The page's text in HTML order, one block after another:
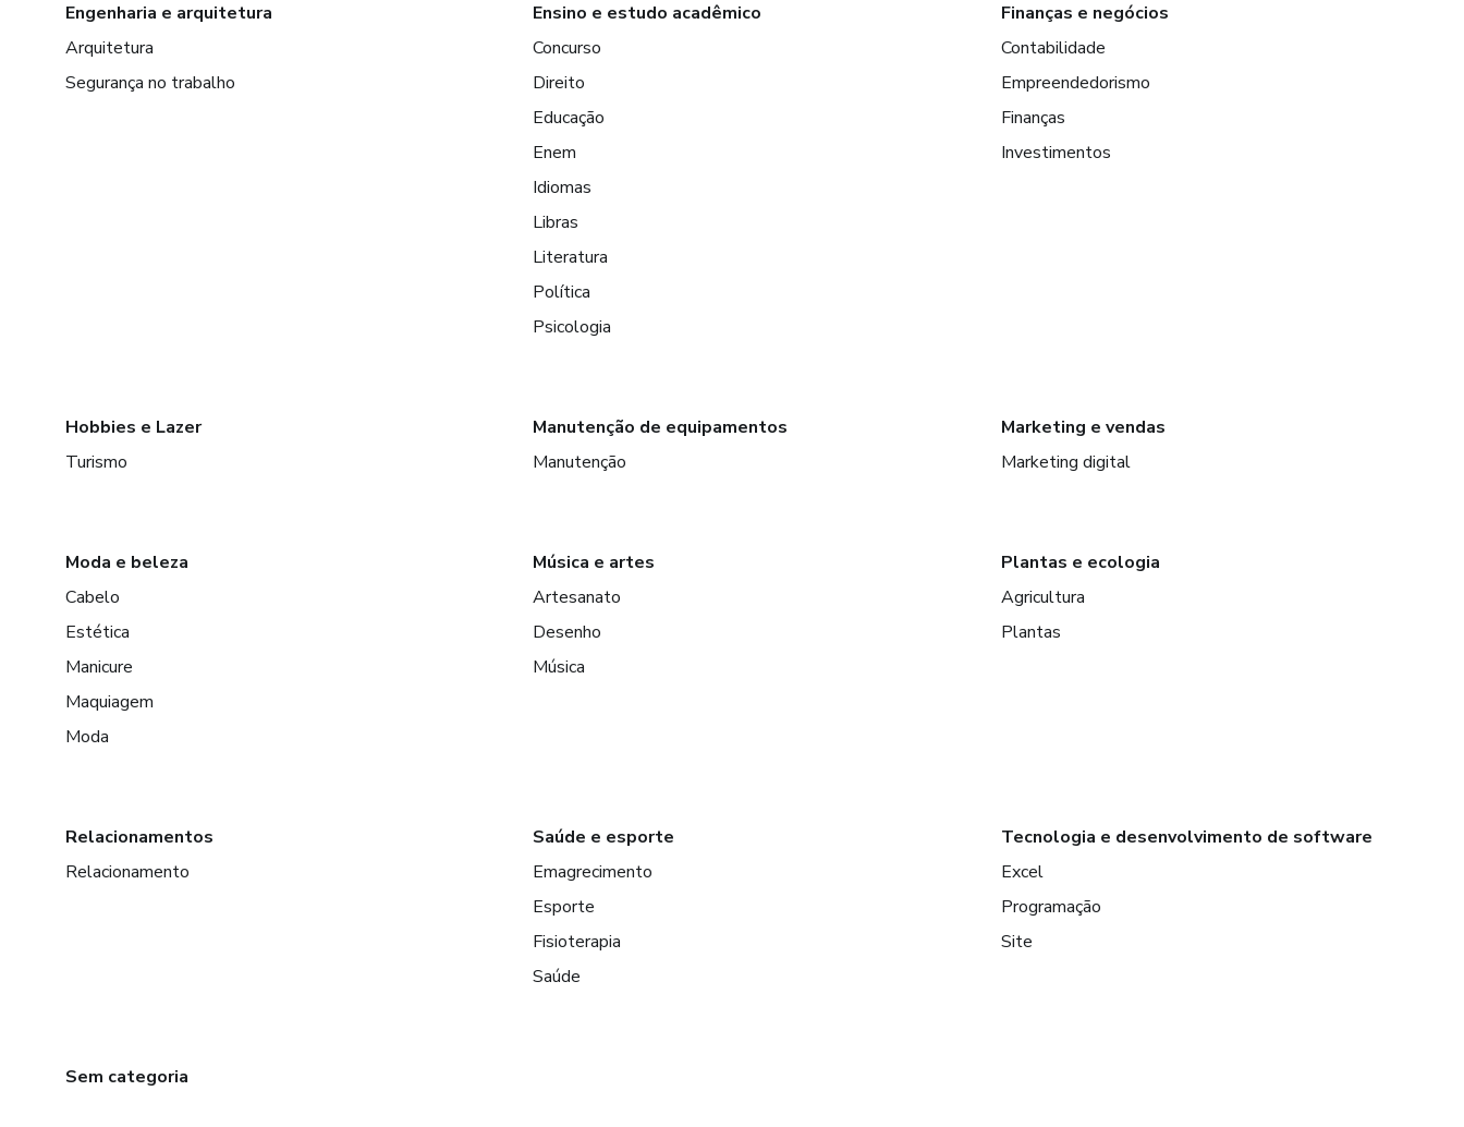
Engenharia e arquitetura
Arquitetura
Segurança no trabalho
Ensino e estudo acadêmico
Concurso
Direito
Educação
Enem
Idiomas
Libras
Literatura
Política
Psicologia
Finanças e negócios
Contabilidade
Empreendedorismo
Finanças
Investimentos
Hobbies e Lazer
Turismo
Manutenção de equipamentos
Manutenção
Marketing e vendas
Marketing digital
Moda e beleza
Cabelo
Estética
Manicure
Maquiagem
Moda
Música e artes
Artesanato
Desenho
Música
Plantas e ecologia
Agricultura
Plantas
Relacionamentos
Relacionamento
Saúde e esporte
Emagrecimento
Esporte
Fisioterapia
Saúde
Tecnologia e desenvolvimento de software
Excel
Programação
Site
Sem categoria